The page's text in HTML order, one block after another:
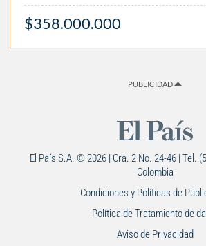
$358.000.000
PUBLICIDAD
El País S.A. © 2026 | Cra. 2 No. 24-46 | Tel.
Colombia
Condiciones y Políticas de
Política de Tratamiento de
Aviso de Privacidad